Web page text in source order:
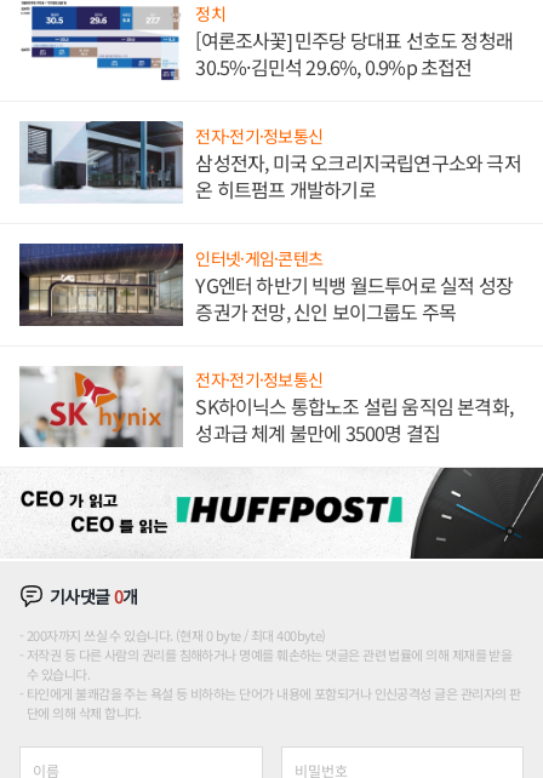
정치
[여론조사꽃] 민주당 당대표 선호도 정청래
30.5%·김민석 29.6%, 0.9%p 초접전
전자·전기·정보통신
삼성전자, 미국 오크리지국립연구소와 극저
온 히트펌프 개발하기로
인터넷·게임·콘텐츠
YG엔터 하반기 빅뱅 월드투어로 실적 성장
증권가 전망, 신인 보이그룹도 주목
전자·전기·정보통신
SK하이닉스 통합노조 설립 움직임 본격화,
성과급 체계 불만에 3500명 결집
기사댓글0개
200자까지 쓰실 수 있습니다. (현재 0 byte / 최대 400byte)
저작권 등 다른 사람의 권리를 침해하거나 명예를 훼손하는 댓글은 관련 법률에 의해 제재를 받을
수 있습니다.
타인에게 불쾌감을 주는 욕설 등 비하하는 단어가 내용에 포함되거나 인신공격성 글은 관리자의 판
단에 의해 삭제 합니다.